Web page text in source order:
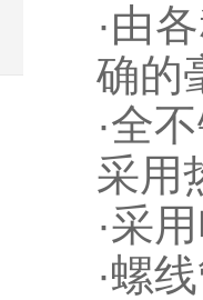
·由
确的
·全
采用
·采
·螺